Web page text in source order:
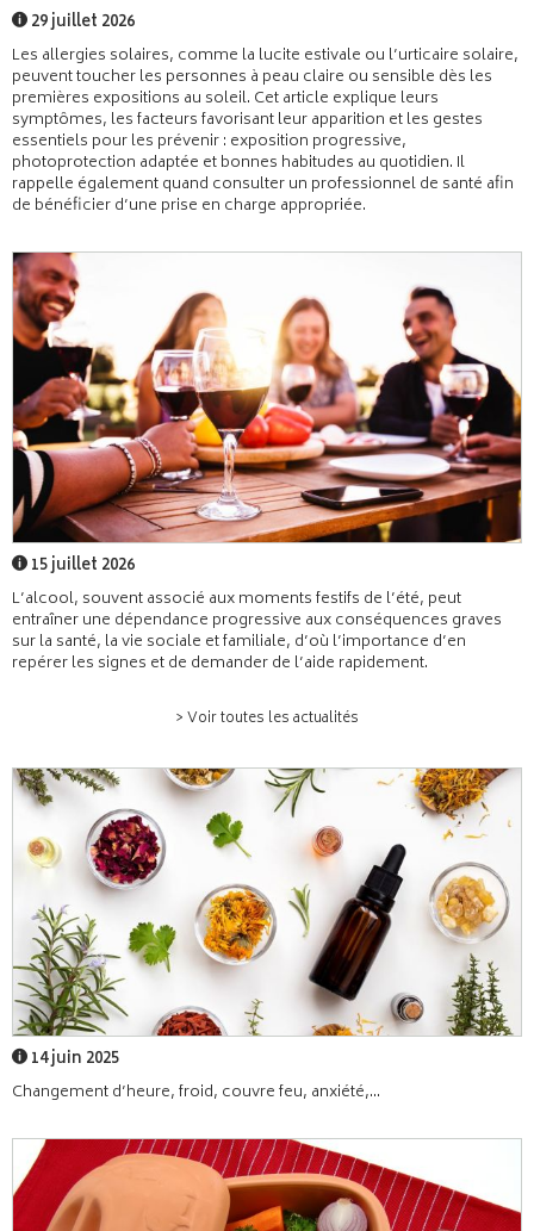
29 juillet 2026
Les allergies solaires, comme la lucite estivale ou l’urticaire solaire,
peuvent toucher les personnes à peau claire ou sensible dès les
premières expositions au soleil. Cet article explique leurs
symptômes, les facteurs favorisant leur apparition et les gestes
essentiels pour les prévenir : exposition progressive,
photoprotection adaptée et bonnes habitudes au quotidien. Il
rappelle également quand consulter un professionnel de santé afin
de bénéficier d’une prise en charge appropriée.
15 juillet 2026
L’alcool, souvent associé aux moments festifs de l’été, peut
entraîner une dépendance progressive aux conséquences graves
sur la santé, la vie sociale et familiale, d’où l’importance d’en
repérer les signes et de demander de l’aide rapidement.
> Voir toutes les actualités
14 juin 2025
Changement d’heure, froid, couvre feu, anxiété,...